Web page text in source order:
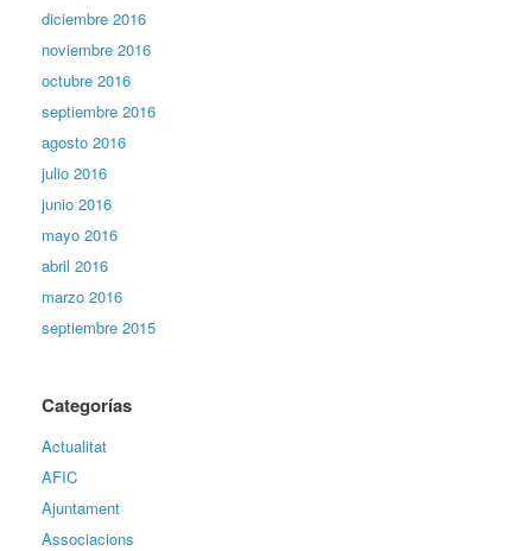
diciembre 2016
noviembre 2016
octubre 2016
septiembre 2016
agosto 2016
julio 2016
junio 2016
mayo 2016
abril 2016
marzo 2016
septiembre 2015
Categorías
Actualitat
AFIC
Ajuntament
Associacions